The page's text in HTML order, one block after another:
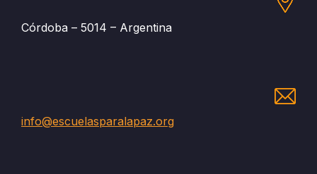
Córdoba – 5014 – Argentina
info@escuelasparalapaz.org